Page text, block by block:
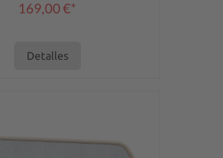
169,00 €*
Detalles